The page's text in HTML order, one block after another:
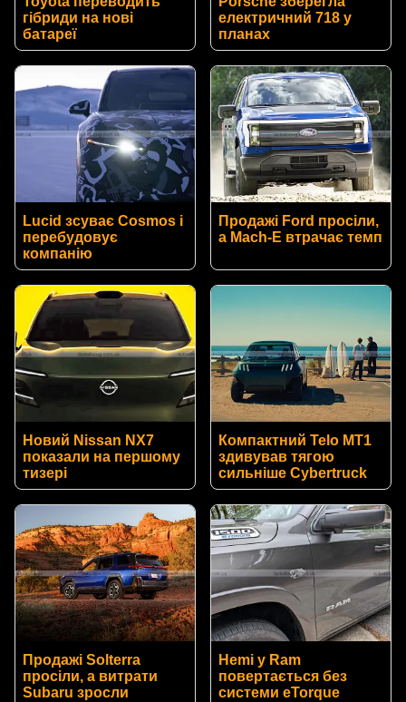
гібриди на нові
батареї
електричний 718 у
планах
Lucid зсуває Cosmos і
перебудовує
компанію
Продажі Ford просіли,
а Mach-E втрачає темп
Новий Nissan NX7
показали на першому
тизері
Компактний Telo MT1
здивував тягою
сильніше Cybertruck
Продажі Solterra
просіли, а витрати
Subaru зросли
Hemi у Ram
повертається без
системи eTorque